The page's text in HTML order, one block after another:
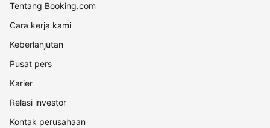
Tentang Booking.com
Cara kerja kami
Keberlanjutan
Pusat pers
Karier
Relasi investor
Kontak perusahaan